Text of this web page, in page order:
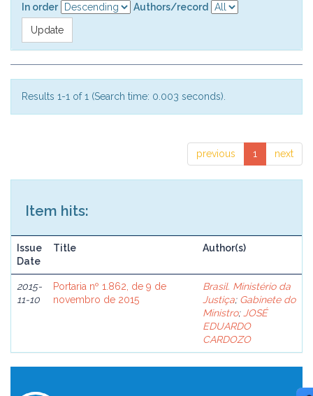
In order
Authors/record
Results 1-1 of 1 (Search time: 0.003 seconds).
previous 1 next
Item hits:
Issue
Date
Title Author(s)
2015-
11-10
Portaria nº 1.862, de 9 de
novembro de 2015
Brasil. Ministério da
Justiça; Gabinete do
Ministro; JOSÉ
EDUARDO
CARDOZO